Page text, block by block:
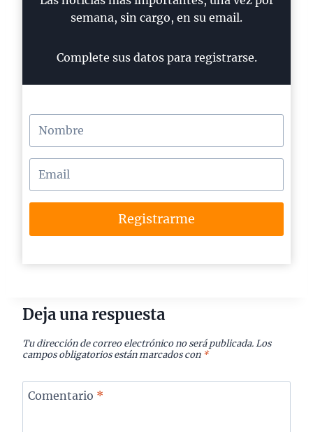
semana, sin cargo, en su email.
Complete sus datos para registrarse.
Registrarme
Deja una respuesta
Tu dirección de correo electrónico no será publicada. Los
campos obligatorios están marcados con *
Comentario *